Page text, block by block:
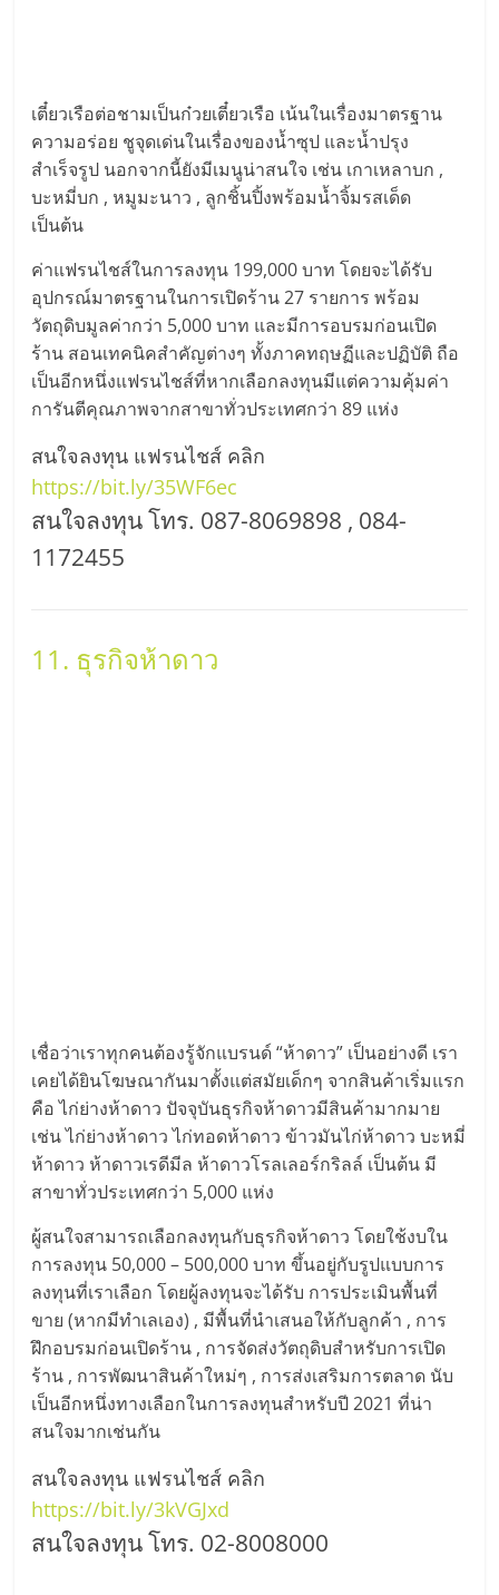
เตี๋ยวเรือต่อชามเป็นก๋วยเตี๋ยวเรือ เน้นในเรื่องมาตรฐาน
ความอร่อย ชูจุดเด่นในเรื่องของน้ำซุป และน้ำปรุง
สำเร็จรูป นอกจากนี้ยังมีเมนูน่าสนใจ เช่น เกาเหลาบก ,
บะหมี่บก , หมูมะนาว , ลูกชิ้นปิ้งพร้อมน้ำจิ้มรสเด็ด
เป็นต้น
ค่าแฟรนไชส์ในการลงทุน 199,000 บาท โดยจะได้รับ
อุปกรณ์มาตรฐานในการเปิดร้าน 27 รายการ พร้อม
วัตถุดิบมูลค่ากว่า 5,000 บาท และมีการอบรมก่อนเปิด
ร้าน สอนเทคนิคสำคัญต่างๆ ทั้งภาคทฤษฏีและปฏิบัติ ถือ
เป็นอีกหนึ่งแฟรนไชส์ที่หากเลือกลงทุนมีแต่ความคุ้มค่า
การันตีคุณภาพจากสาขาทั่วประเทศกว่า 89 แห่ง
สนใจลงทุน แฟรนไชส์ คลิก
https://bit.ly/35WF6ec
สนใจลงทุน โทร. 087-8069898 , 084-
1172455
11. ธุรกิจห้าดาว
เชื่อว่าเราทุกคนต้องรู้จักแบรนด์ “ห้าดาว” เป็นอย่างดี เรา
เคยได้ยินโฆษณากันมาตั้งแต่สมัยเด็กๆ จากสินค้าเริ่มแรก
คือ ไก่ย่างห้าดาว ปัจจุบันธุรกิจห้าดาวมีสินค้ามากมาย
เช่น ไก่ย่างห้าดาว ไก่ทอดห้าดาว ข้าวมันไก่ห้าดาว บะหมี่
ห้าดาว ห้าดาวเรดีมีล ห้าดาวโรลเลอร์กริลล์ เป็นต้น มี
สาขาทั่วประเทศกว่า 5,000 แห่ง
ผู้สนใจสามารถเลือกลงทุนกับธุรกิจห้าดาว โดยใช้งบใน
การลงทุน 50,000 – 500,000 บาท ขึ้นอยู่กับรูปแบบการ
ลงทุนที่เราเลือก โดยผู้ลงทุนจะได้รับ การประเมินพื้นที่
ขาย (หากมีทำเลเอง) , มีพื้นที่นำเสนอให้กับลูกค้า , การ
ฝึกอบรมก่อนเปิดร้าน , การจัดส่งวัตถุดิบสำหรับการเปิด
ร้าน , การพัฒนาสินค้าใหม่ๆ , การส่งเสริมการตลาด นับ
เป็นอีกหนึ่งทางเลือกในการลงทุนสำหรับปี 2021 ที่น่า
สนใจมากเช่นกัน
สนใจลงทุน แฟรนไชส์ คลิก
https://bit.ly/3kVGJxd
สนใจลงทุน โทร. 02-8008000